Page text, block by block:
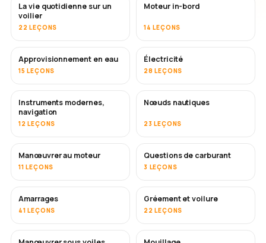
La vie quotidienne sur un
voilier
22 LEÇONS
Moteur in-bord
14 LEÇONS
Approvisionnement en eau
15 LEÇONS
Électricité
28 LEÇONS
Instruments modernes,
navigation
12 LEÇONS
Nœuds nautiques
23 LEÇONS
Manœuvrer au moteur
11 LEÇONS
Questions de carburant
3 LEÇONS
Amarrages
41 LEÇONS
Gréement et voilure
22 LEÇONS